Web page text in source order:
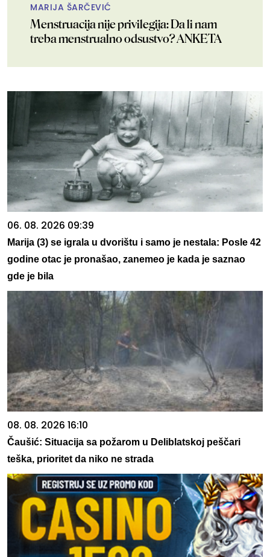
MARIJA ŠARČEVIĆ
Menstruacija nije privilegija: Da li nam
treba menstrualno odsustvo? ANKETA
06. 08. 2026 09:39
Marija (3) se igrala u dvorištu i samo je nestala: Posle 42
godine otac je pronašao, zanemeo je kada je saznao
gde je bila
08. 08. 2026 16:10
Čaušić: Situacija sa požarom u Deliblatskoj peščari
teška, prioritet da niko ne strada